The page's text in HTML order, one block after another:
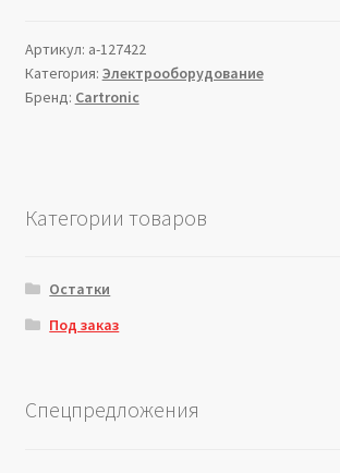
Артикул: a-127422
Категория: Электрооборудование
Бренд: Cartronic
Категории товаров
Остатки
Под заказ
Спецпредложения